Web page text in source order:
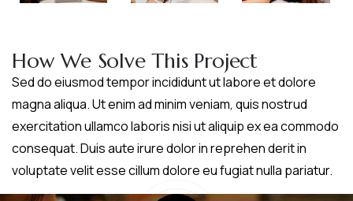
How We Solve This Project
Sed do eiusmod tempor incididunt ut labore et dolore
magna aliqua. Ut enim ad minim veniam, quis nostrud
exercitation ullamco laboris nisi ut aliquip ex ea commodo
consequat. Duis aute irure dolor in reprehen derit in
voluptate velit esse cillum dolore eu fugiat nulla pariatur.